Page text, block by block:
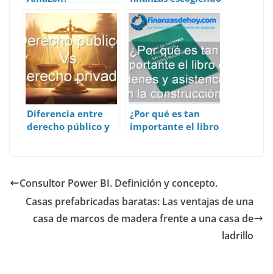
la mejor tarifa de
luz para Pymes
Diferencia entre
derecho público y
¿Por qué es tan
importante el libro
Consultor Power BI. Definición y concepto.
Casas prefabricadas baratas: Las ventajas de una
casa de marcos de madera frente a una casa de
ladrillo